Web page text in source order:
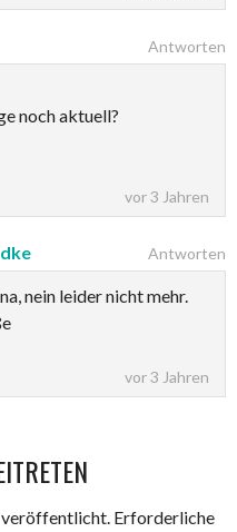
vor 3 Jahren
noch aktuell?
Antworten
vor 3 Jahren
nein leider nicht mehr.
Antworten
Erforderliche